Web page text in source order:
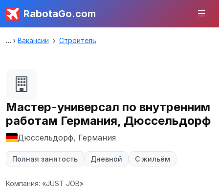
RabotaGo.com
Вакансии Строитель
Мастер-универсал по внутренним
работам Германия, Дюссельдорф
Дюссельдорф, Германия
Полная занятость Дневной С жильём
Компания: «JUST JOB»